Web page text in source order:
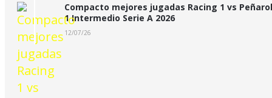
Compacto mejores jugadas Racing 1 vs Peñarol
1 Intermedio Serie A 2026
12/07/26